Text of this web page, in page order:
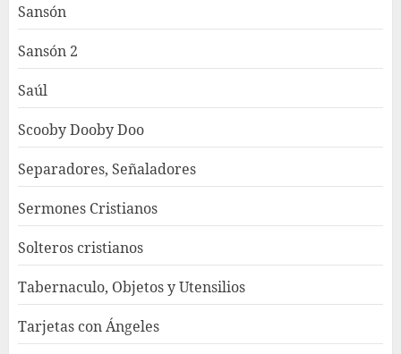
Sansón
Sansón 2
Saúl
Scooby Dooby Doo
Separadores, Señaladores
Sermones Cristianos
Solteros cristianos
Tabernaculo, Objetos y Utensilios
Tarjetas con Ángeles